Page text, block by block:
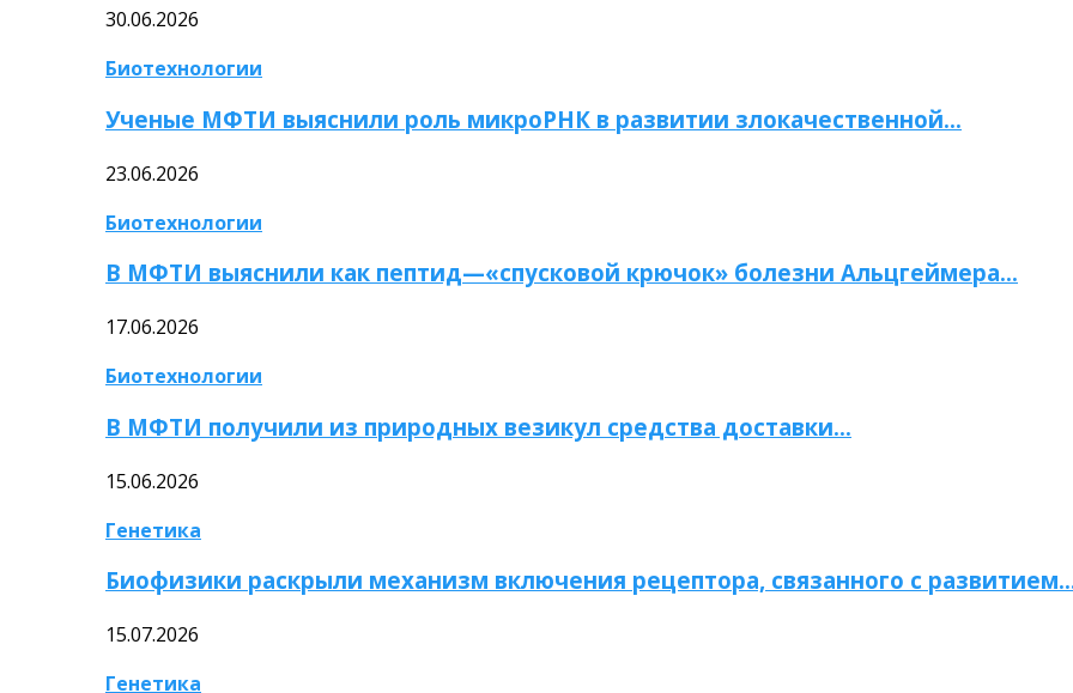
30.06.2026
Биотехнологии
Ученые МФТИ выяснили роль микроРНК в развитии злокачественной…
23.06.2026
Биотехнологии
В МФТИ выяснили как пептид—«спусковой крючок» болезни Альцгеймера…
17.06.2026
Биотехнологии
В МФТИ получили из природных везикул средства доставки…
15.06.2026
Генетика
Биофизики раскрыли механизм включения рецептора, связанного с
15.07.2026
Генетика